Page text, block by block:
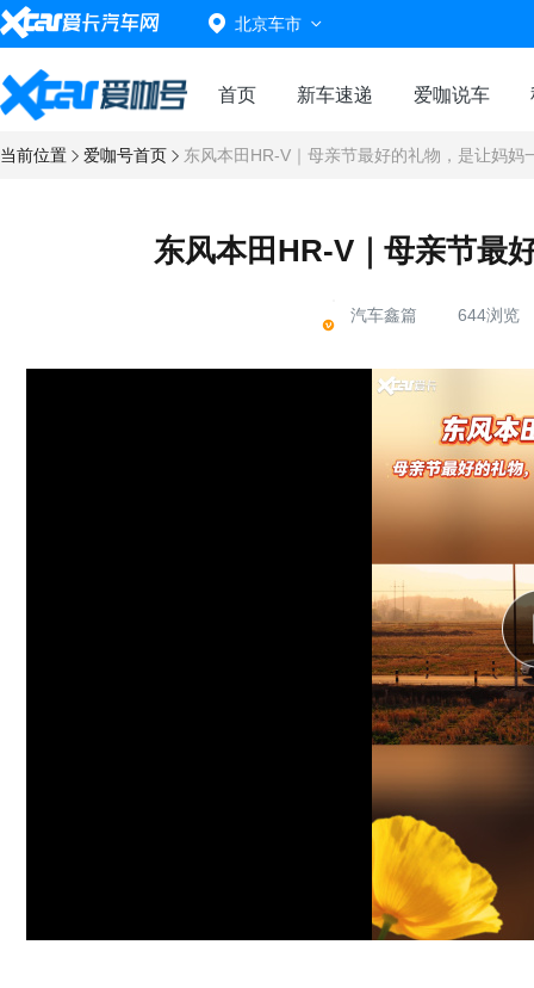
北京车市
首页 新车速递 爱咖说车
当前位置 爱咖号首页 东风本田HR-V｜母亲节最好的礼物，是让妈妈
东风本田HR-V｜母亲节最
汽车鑫篇 644浏览